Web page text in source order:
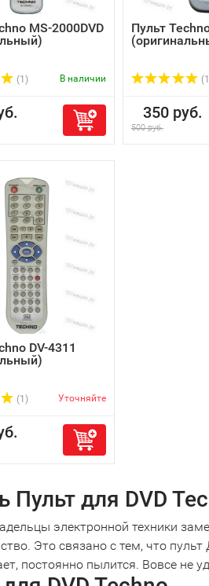
MS-2000DVD
(1) В наличии
Пульт
350 руб.
500 руб.
DV-4311
(1) Уточняйте
Пульт для DVD
электронной техники
Это связано с тем, что
постоянно пылится. Вовсе не